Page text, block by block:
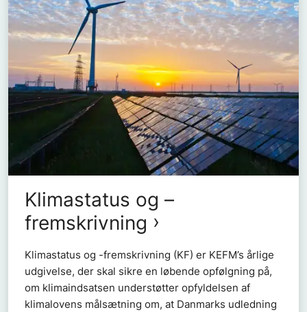
Klimastatus og –
fremskrivning
Klimastatus og -fremskrivning (KF) er KEFM’s årlige
udgivelse, der skal sikre en løbende opfølgning på,
om klimaindsatsen understøtter opfyldelsen af
klimalovens målsætning om, at Danmarks udledning